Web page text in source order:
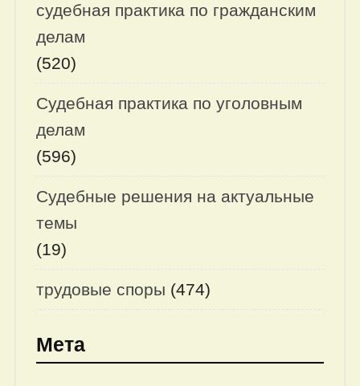
судебная практика по гражданским
делам
(520)
Судебная практика по уголовным
делам
(596)
Судебные решения на актуальные
темы
(19)
трудовые споры (474)
Мета